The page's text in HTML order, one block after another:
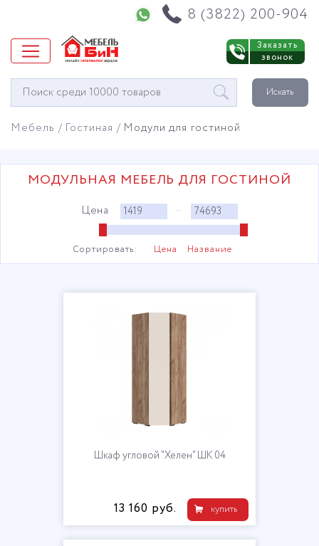
8 (3822) 200-904
Заказать
звонок
Окно
поиска
Искать
Мебель Гостиная Модули для гостиной
МОДУЛЬНАЯ МЕБЕЛЬ ДЛЯ ГОСТИНОЙ
Цена —
Сортировать: Цена Название
Шкаф угловой "Хелен" ШК 04
купить
13 160 руб.